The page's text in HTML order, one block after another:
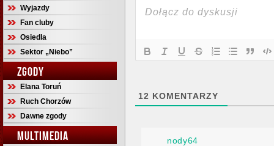
Wyjazdy
Fan cluby
Osiedla
Sektor „Niebo”
ZGODY
Elana Toruń
Ruch Chorzów
Dawne zgody
MULTIMEDIA
12 KOMENTARZY
nody64